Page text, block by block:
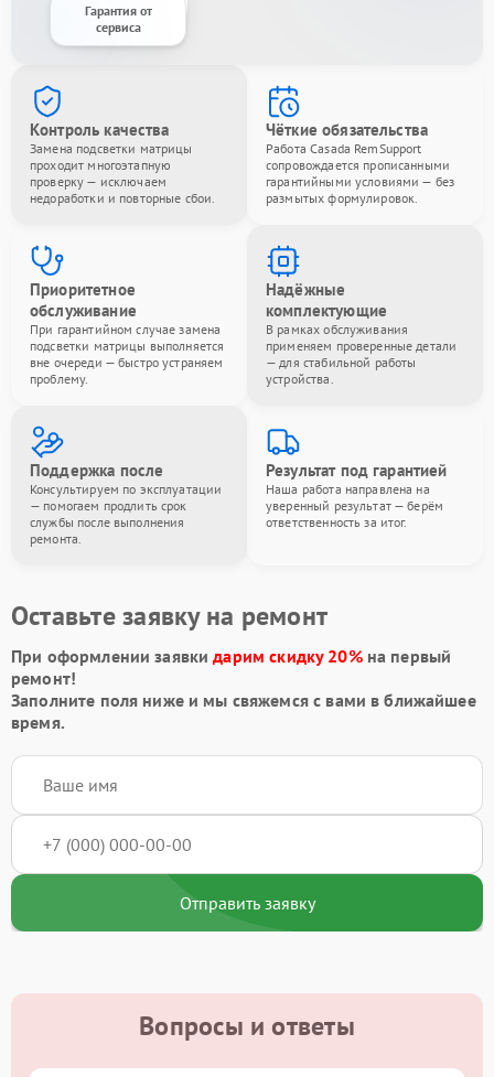
Гарантия от
сервиса
Контроль качества
Замена подсветки матрицы
проходит многоэтапную
проверку — исключаем
недоработки и повторные сбои.
Чёткие обязательства
Работа Casada RemSupport
сопровождается прописанными
гарантийными условиями — без
размытых формулировок.
Приоритетное
обслуживание
При гарантийном случае замена
подсветки матрицы выполняется
вне очереди — быстро устраняем
проблему.
Надёжные
комплектующие
В рамках обслуживания
применяем проверенные детали
— для стабильной работы
устройства.
Поддержка после
Консультируем по эксплуатации
— помогаем продлить срок
службы после выполнения
ремонта.
Результат под гарантией
Наша работа направлена на
уверенный результат — берём
ответственность за итог.
Оставьте заявку на ремонт
При оформлении заявкидарим скидку 20%на первый
ремонт!
Заполните поля ниже и мы свяжемся с вами в ближайшее
время.
Отправить заявку
Вопросы и ответы